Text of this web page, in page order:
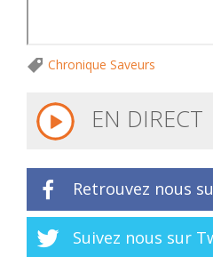
Chronique Saveurs
EN DIRECT
Retrouvez nous
Suivez nous sur